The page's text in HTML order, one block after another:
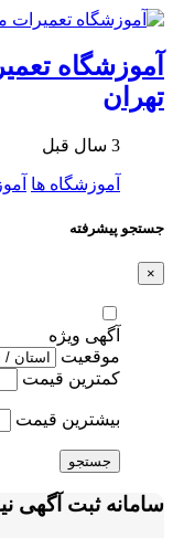
آموزشگاه
تهران
3 سال قبل
آموزشگاه ها
جستجو پیشرفته
×
آگهی ویژه
موقعیت
کمترین قیمت
بیشترین قیمت
جستجو
سامانه ثبت آگهی